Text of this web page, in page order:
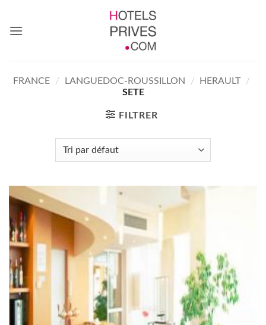
contenu
FRANCE / LANGUEDOC-ROUSSILLON / HERAULT
/
SETE
FILTRER